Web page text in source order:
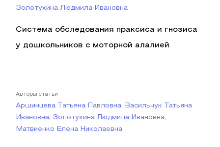
Золотухина Людмила Ивановна
Система обследования праксиса и гнозиса
у дошкольников с моторной алалией
Авторы статьи
Аршинцева Татьяна Павловна, Васильчук Татьяна
Ивановна, Золотухина Людмила Ивановна,
Матвиенко Елена Николаевна